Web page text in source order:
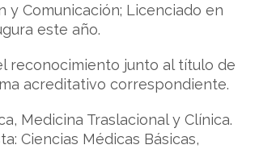
y Comunicación; Licenciado en
este año.
reconocimiento junto al título de
acreditativo correspondiente.
Medicina Traslacional y Clínica.
Ciencias Médicas Básicas,